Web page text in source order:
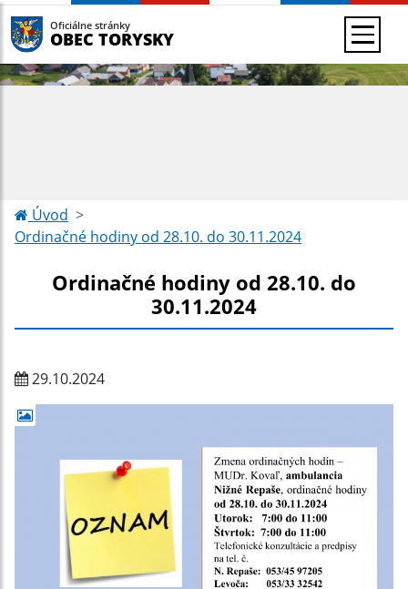
Oficiálne stránky
OBEC TORYSKY
Úvod
Ordinačné hodiny od 28.10. do 30.11.2024
Ordinačné hodiny od 28.10. do
30.11.2024
29.10.2024